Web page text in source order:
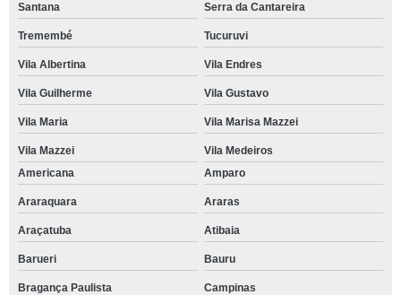
Santana Serra da Cantareira
Tremembé Tucuruvi
Vila Albertina Vila Endres
Vila Guilherme Vila Gustavo
Vila Maria Vila Marisa Mazzei
Vila Mazzei
Vila Medeiros
Americana
Amparo
Araraquara Araras
Araçatuba Atibaia
Barueri Bauru
Bragança Paulista Campinas